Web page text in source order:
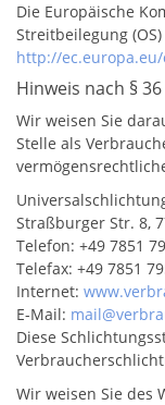
Die Europäische
Streitbeilegung
http://
Hinweis nach § 36
Wir weisen Sie
Stelle als
Straßburger Str. 8,
Telefon: +49 7851
Telefax: +49 7851
Internet:
E-Mail:
Diese
Wir weisen Sie des